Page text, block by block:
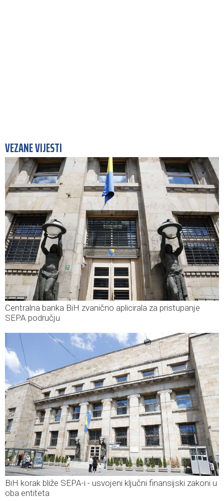
VEZANE VIJESTI
Centralna banka BiH zvanično aplicirala za pristupanje
SEPA području
BiH korak bliže SEPA-i - usvojeni ključni finansijski zakoni u
oba entiteta